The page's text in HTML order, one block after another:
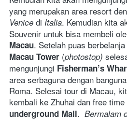
Venice di Italia. Kemudian kita
Macau
Macau Tower (photostop)
mengunjungi Fisherman’s
area serbaguna dengan
Roma. Selesai tour di Macau,
kembali ke Zhuhai dan free time
underground Mall. Bermalam